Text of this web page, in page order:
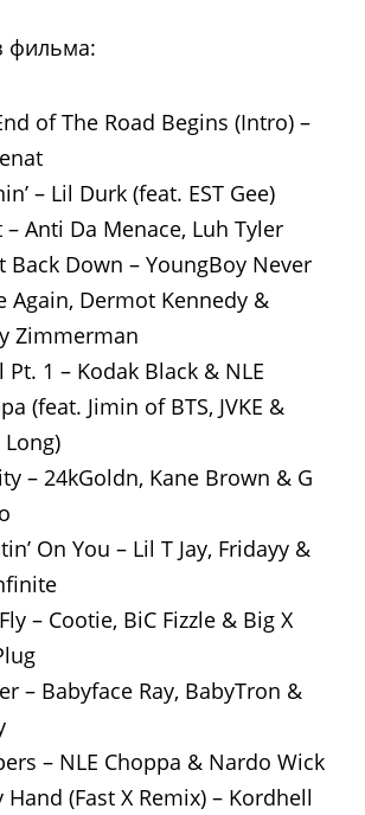
фильма:
of The Road Begins (Intro) –
– Lil Durk (feat. EST Gee)
– Anti Da Menace, Luh Tyler
Back Down – YoungBoy Never
Again, Dermot Kennedy &
Zimmerman
Pt. 1 – Kodak Black & NLE
(feat. Jimin of BTS, JVKE &
– 24kGoldn, Kane Brown & G
On You – Lil T Jay, Fridayy &
– Cootie, BiC Fizzle & Big X
– Babyface Ray, BabyTron &
– NLE Choppa & Nardo Wick
Hand (Fast X Remix) – Kordhell